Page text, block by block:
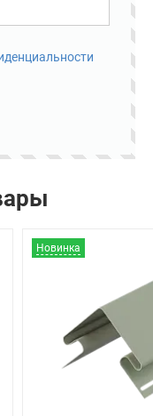
Новинка